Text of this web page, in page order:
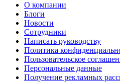
О компании
Блоги
Новости
Сотрудники
Написать руководству
Политика
Пользовательское
Персональные данные
Получение рекламных